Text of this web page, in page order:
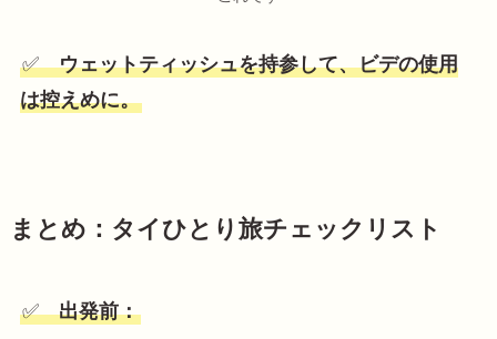
✅ウェットティッシュを持参して、ビデの使用
は控えめに。
まとめ：タイひとり旅チェックリスト
✅出発前：